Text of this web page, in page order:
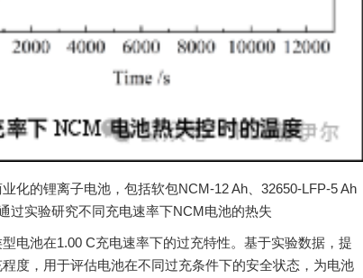
化的锂离子电池，包括软包NCM-12 Ah、32650-LFP-5 Ah
过实验研究不同充电速率下NCM电池的热失
电池在1.00 C充电速率下的过充特性。基于实验数据，提
度，用于评估电池在不同过充条件下的安全状态，为电池